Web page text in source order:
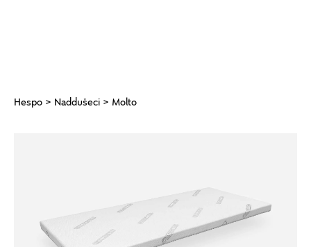
Hespo > Naddušeci > Molto